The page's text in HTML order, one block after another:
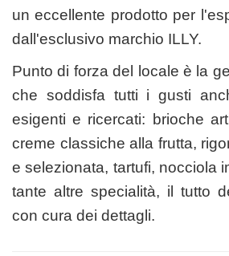
un eccellente prodotto per
dall'esclusivo marchio ILLY.
Punto di forza del locale è la
che soddisfa tutti i gusti
esigenti e ricercati: brioche
creme classiche alla frutta,
e selezionata, tartufi, nocciola
tante altre specialità, il tutto
con cura dei dettagli.